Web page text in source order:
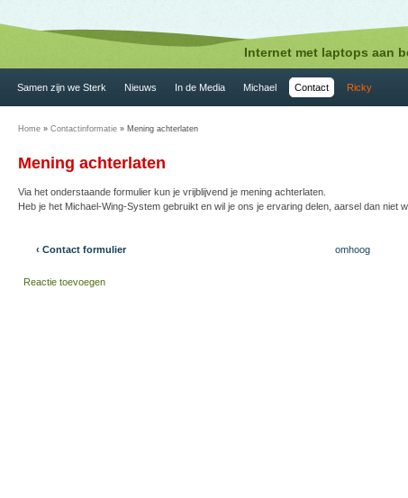
Internet met laptops aan
Samen zijn we Sterk Nieuws In de Media Michael Contact Ricky
Home » Contactinformatie » Mening achterlaten
Mening achterlaten
Via het onderstaande formulier kun je vrijblijvend je mening achterlaten.
Heb je het Michael-Wing-System gebruikt en wil je ons je ervaring delen, aarsel dan niet
‹ Contact formulier omhoog
Reactie toevoegen